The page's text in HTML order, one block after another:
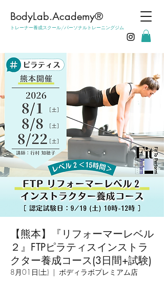
​BodyLab.Academy®︎
トレーナー養成スクール/パーソナルトレーニングジム
【熊本】『リフォーマーレベル
２』FTPピラティスインストラ
クター養成コース(3日間+試験)
8月01日(土)
  |
ボディラボプレミアム店